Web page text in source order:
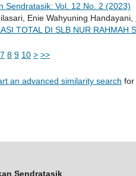
Sendratasik: Vol. 12 No. 2 (2023)
Enie Wahyuning Handayani,
TOTAL DI SLB NUR RAHMAH
7 8 9 10 > >>
an advanced similarity search for
Sendratasik